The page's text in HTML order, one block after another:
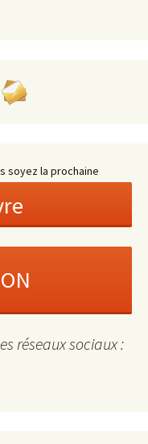
soyez la prochaine
réseaux sociaux :